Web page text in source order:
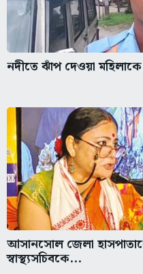
নদীতে ঝাঁপ দেওয়া মহিলাকে
আসানসোল জেলা
স্বাস্থ্যসচিবকে...